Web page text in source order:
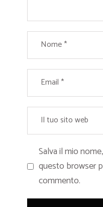
Salva il mio
questo browser
commento.